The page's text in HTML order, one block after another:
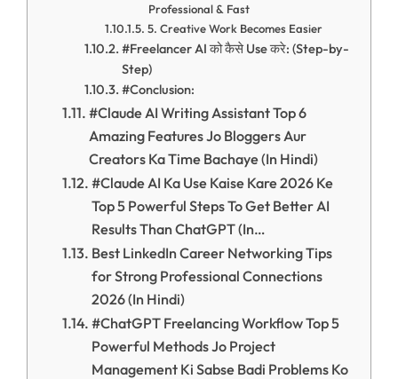
Professional & Fast
5. Creative Work Becomes Easier
#Freelancer AI को कैसे Use करे: (Step-by-
Step)
#Conclusion:
#Claude AI Writing Assistant Top 6
Amazing Features Jo Bloggers Aur
Creators Ka Time Bachaye (In Hindi)
#Claude AI Ka Use Kaise Kare 2026 Ke
Top 5 Powerful Steps To Get Better AI
Results Than ChatGPT (In…
Best LinkedIn Career Networking Tips
for Strong Professional Connections
2026 (In Hindi)
#ChatGPT Freelancing Workflow Top 5
Powerful Methods Jo Project
Management Ki Sabse Badi Problems Ko